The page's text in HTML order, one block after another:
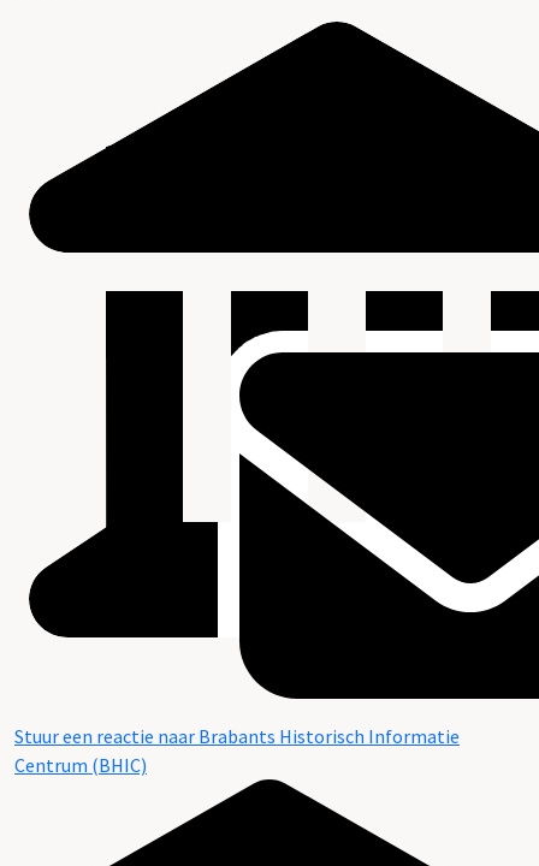
Stuur een reactie naar Brabants Historisch Informatie
Centrum (BHIC)